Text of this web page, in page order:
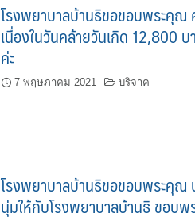
โรงพยาบาลบ้านธิขอขอบพระคุ
เนื่องในวันคล้ายวันเกิด 12,800
ค่ะ
7 พฤษภาคม 2021 บริจาค
โรงพยาบาลบ้านธิขอขอบพระคุณ
นุ่มให้กับโรงพยาบาลบ้านธิ ขอบ